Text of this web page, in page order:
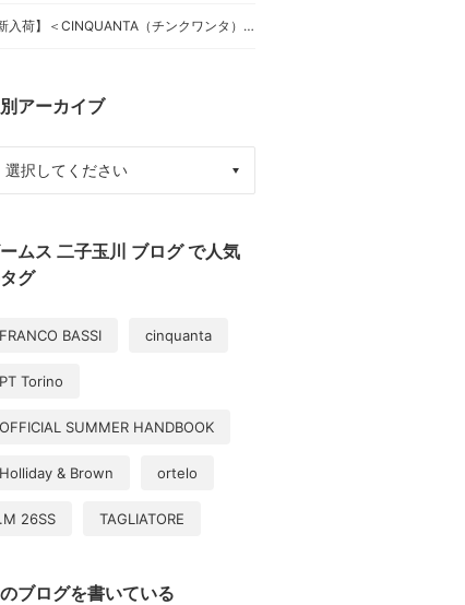
【新入荷】＜CINQUANTA（チンクワンタ）＞ドライビングブルゾン
アーカイブ
ムス 二子玉川 ブログ で人気
グ
FRANCO BASSI cinquanta
PT Torino
OFFICIAL SUMMER HANDBOOK
Holliday & Brown ortelo
.M 26SS TAGLIATORE
ブログを書いている